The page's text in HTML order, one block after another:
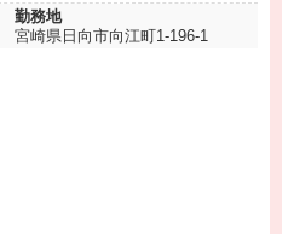
勤務地
宮崎県日向市向江町1-196-1